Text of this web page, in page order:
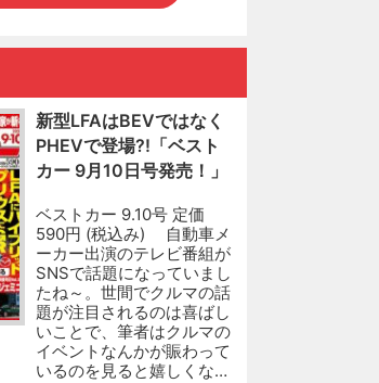
新型LFAはBEVではなく
PHEVで登場?!「ベスト
カー 9月10日号発売！」
ベストカー 9.10号 定価
590円 (税込み) 自動車メ
ーカー出演のテレビ番組が
SNSで話題になっていまし
たね～。世間でクルマの話
題が注目されるのは喜ばし
いことで、筆者はクルマの
イベントなんかが賑わって
いるのを見ると嬉しくな…